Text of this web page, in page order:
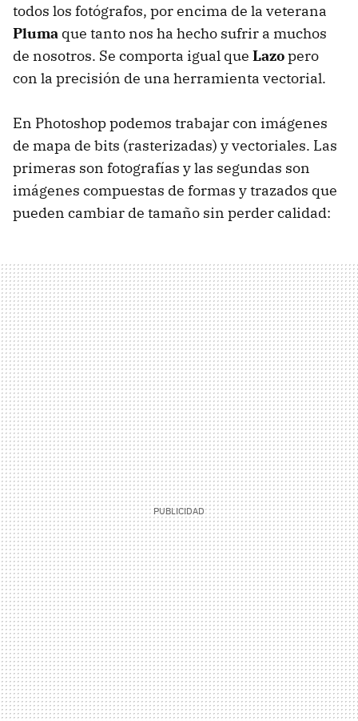
todos los fotógrafos, por encima de la veterana
Pluma que tanto nos ha hecho sufrir a muchos
de nosotros. Se comporta igual que Lazopero
con la precisión de una herramienta vectorial.
En Photoshop podemos trabajar con imágenes
de mapa de bits (rasterizadas) y vectoriales. Las
primeras son fotografías y las segundas son
imágenes compuestas de formas y trazados que
pueden cambiar de tamaño sin perder calidad: